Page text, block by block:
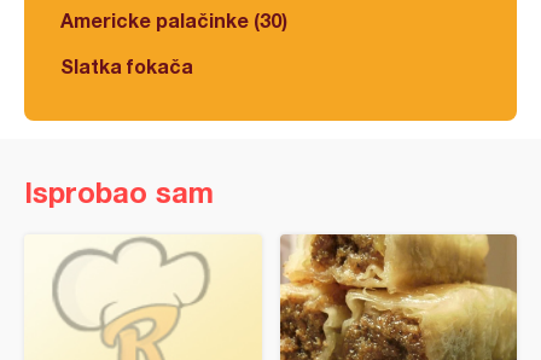
Americke palačinke (30)
Slatka fokača
Isprobao sam